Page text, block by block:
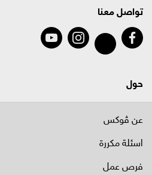
تواصل معنا
حول
عن ڤوكس
اسئلة مكررة
فرص عمل